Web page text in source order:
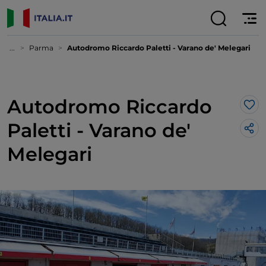
... Parma Autodromo Riccardo Paletti - Varano de' Melegari
Autodromo Riccardo
Paletti - Varano de'
Melegari